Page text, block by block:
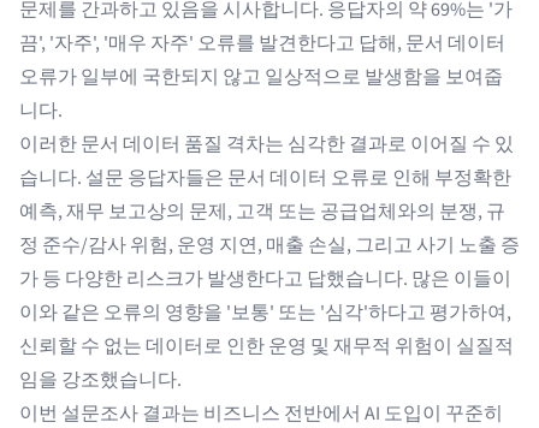
문제를 간과하고 있음을 시사합니다. 응답자의 약 69%는 '가
끔', '자주', '매우 자주' 오류를 발견한다고 답해, 문서 데이터
오류가 일부에 국한되지 않고 일상적으로 발생함을 보여줍
니다.
이러한 문서 데이터 품질 격차는 심각한 결과로 이어질 수 있
습니다. 설문 응답자들은 문서 데이터 오류로 인해 부정확한
예측, 재무 보고상의 문제, 고객 또는 공급업체와의 분쟁, 규
정 준수/감사 위험, 운영 지연, 매출 손실, 그리고 사기 노출 증
가 등 다양한 리스크가 발생한다고 답했습니다. 많은 이들이
이와 같은 오류의 영향을 '보통' 또는 '심각'하다고 평가하여,
신뢰할 수 없는 데이터로 인한 운영 및 재무적 위험이 실질적
임을 강조했습니다.
이번 설문조사 결과는 비즈니스 전반에서 AI 도입이 꾸준히